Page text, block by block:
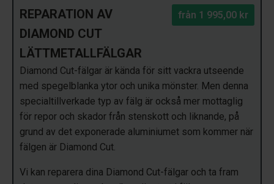
REPARATION AV
DIAMOND CUT
LÄTTMETALLFÄLGAR
från 1 995,00 kr
Diamond Cut-fälgar är kända för sitt vackra utseende
med spegelblanka ytor och unika mönster. Men denna
specialtillverkade typ av fälg är också mer mottaglig
för repor och skador från stenskott och liknande, på
grund av det exponerade aluminiumet som kommer när
fälgen är Diamond Cut.
Vi kan reparera dina Diamond Cut-fälgar och ta fram